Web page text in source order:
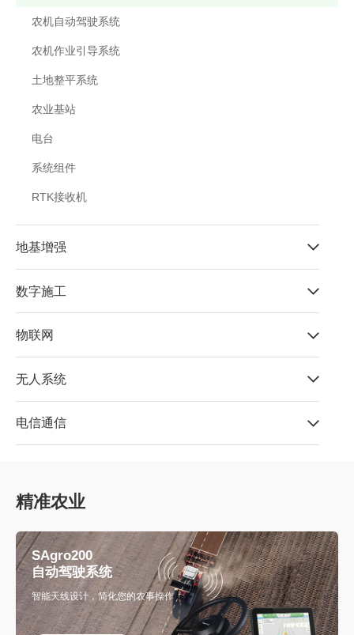
农机自动驾驶系统
农机作业引导系统
土地整平系统
农业基站
电台
系统组件
RTK接收机
地基增强
数字施工
物联网
无人系统
电信通信
精准农业
SAgro200
自动驾驶系统
智能天线设计，简化您的农事操作